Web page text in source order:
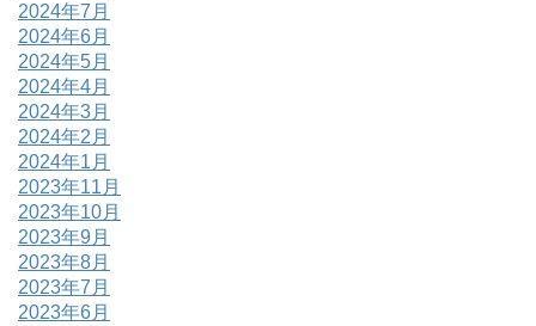
2024年7月
2024年6月
2024年5月
2024年4月
2024年3月
2024年2月
2024年1月
2023年11月
2023年10月
2023年9月
2023年8月
2023年7月
2023年6月